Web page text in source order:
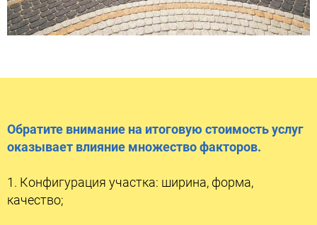
Обратите внимание на итоговую стоимость услуг
оказывает влияние множество факторов.
1. Конфигурация участка: ширина, форма,
качество;